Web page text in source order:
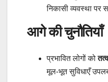
निकासी व्यवस्था पर
आगे की चुनौतियाँ
प्रभावित लोगों को
मूल-भूत सुविधाएँ